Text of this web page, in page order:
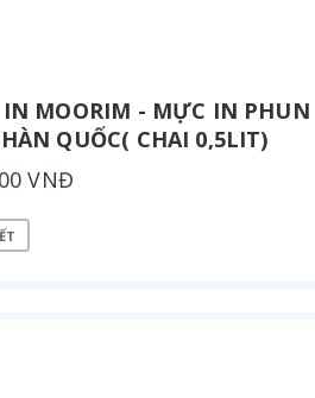
MOORIM - MỰC IN PHUN
QUỐC( CHAI 0,5LIT)
VNĐ